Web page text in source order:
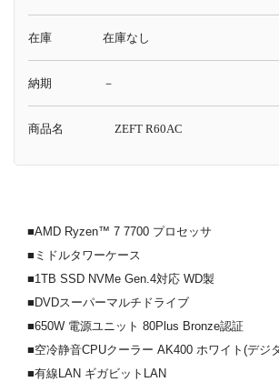
在庫 在庫なし
納期 －
商品名 ZEFT R60AC
■AMD Ryzen™ 7 7700 プロセッサ
■ミドルタワーケース
■1TB SSD NVMe Gen.4対応 WD製
■DVDスーパーマルチドライブ
■650W 電源ユニット 80Plus Bronze認証
■空冷静音CPUクーラー AK400 ホワイト(デジ
■有線LAN ギガビットLAN